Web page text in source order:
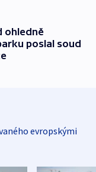
ohledně
poslal soud
evropskými